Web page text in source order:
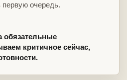
очередь.
обязательные
критичное сейчас,